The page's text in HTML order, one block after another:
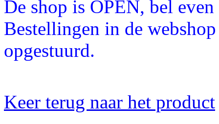
De shop is OPEN, bel
Bestellingen in de
opgestuurd.
Keer terug naar het product